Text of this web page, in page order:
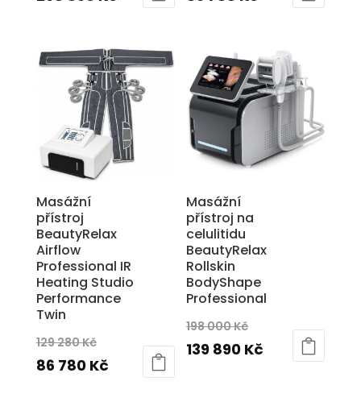
399
890 Kč.
je:
298
890 Kč.
280 Kč.
86
780 Kč.
Masážní
přístroj
BeautyRelax
Airflow
Professional IR
Heating Studio
Performance
Twin
129 280Kč
cena
86 780 KčAktuální
Masážní
přístroj na
celulitidu
BeautyRelax
Rollskin
BodyShape
Professional
198 000Kč
cena
139 890 Kč Aktuální